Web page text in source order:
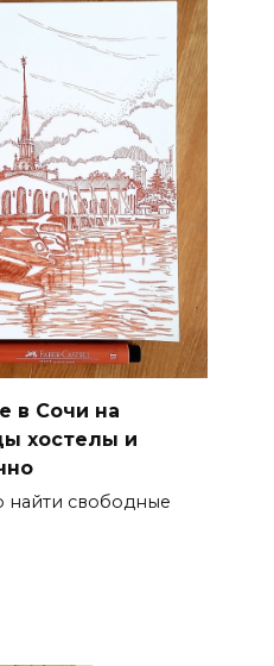
в Сочи на
хостелы и
найти свободные